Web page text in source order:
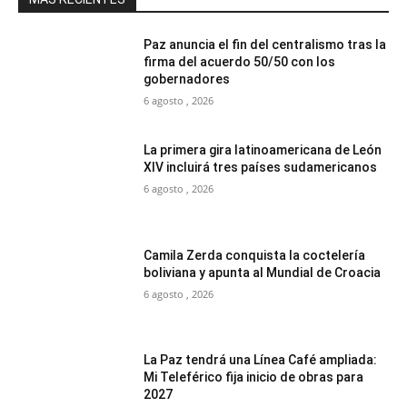
Paz anuncia el fin del centralismo tras la
firma del acuerdo 50/50 con los
gobernadores
6 agosto , 2026
La primera gira latinoamericana de León
XIV incluirá tres países sudamericanos
6 agosto , 2026
Camila Zerda conquista la coctelería
boliviana y apunta al Mundial de Croacia
6 agosto , 2026
La Paz tendrá una Línea Café ampliada:
Mi Teleférico fija inicio de obras para
2027